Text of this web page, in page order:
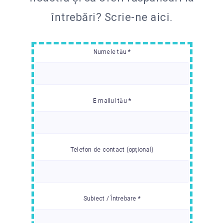
întrebări? Scrie-ne aici.
Numele tău *
E-mailul tău *
Telefon de contact (opțional)
Subiect / Întrebare *